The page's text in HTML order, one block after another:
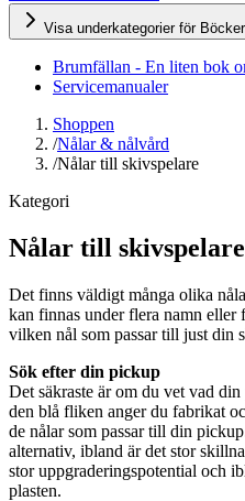
Visa underkategorier för
Brumfällan - En liten bok
Servicemanualer
Shoppen
/Nålar & nålvård
/Nålar till skivspelare
Kategori
Nålar till skivspelare
Det finns väldigt många olika
kan finnas under flera namn eller
vilken nål som passar till just din
Sök efter din pickup
Det säkraste är om du vet vad
den blå fliken anger du fabrikat
de nålar som passar till din
alternativ, ibland är det stor
stor uppgraderingspotential och
plasten.